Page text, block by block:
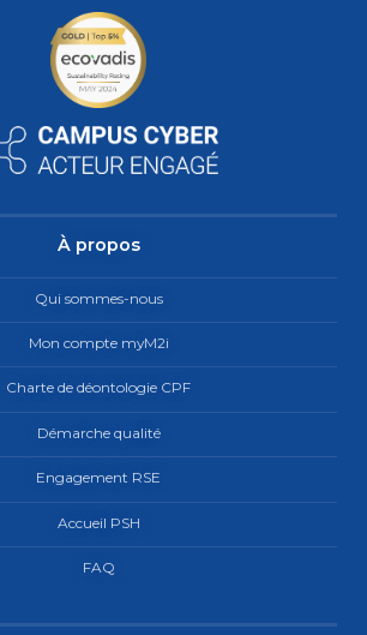
À propos
Qui sommes-nous
Mon compte myM2i
Charte de déontologie CPF
Démarche qualité
Engagement RSE
Accueil PSH
FAQ